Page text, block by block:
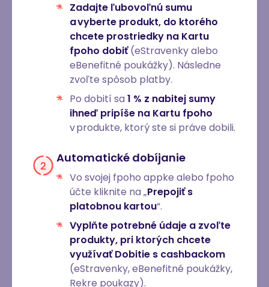
Zadajte ľubovoľnú sumu
a vyberte produkt, do ktorého
chcete prostriedky na Kartu
fpoho dobiť(eStravenky alebo
eBenefitné poukážky). Následne
zvoľte spôsob platby.
Po dobití sa1 % z nabitej sumy
ihneď pripíše na Kartu fpoho
v produkte, ktorý ste si práve dobili.
Automatické dobíjanie
Vo svojej fpoho appke alebo fpoho
účte kliknite na „Prepojiť s
platobnou kartou“.
Vyplňte potrebné údaje a zvoľte
produkty, pri ktorých chcete
využívaťDobitie s cashbackom
(eStravenky, eBenefitné poukážky,
Rekre poukazy).